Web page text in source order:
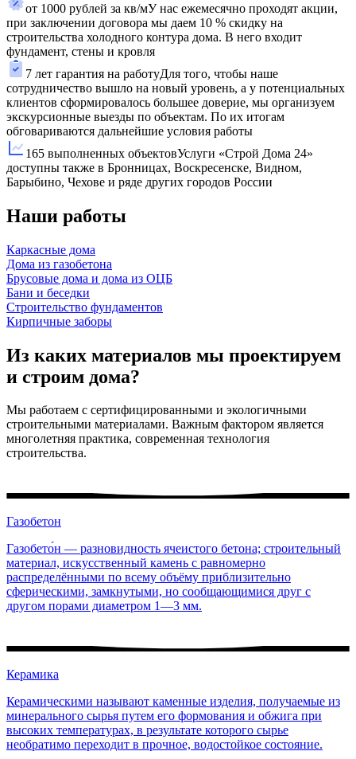
от 1000 рублей за кв/мУ нас ежемесячно проходят акции,
при заключении договора мы даем 10 % скидку на
строительства холодного контура дома. В него входит
фундамент, стены и кровля
7 лет гарантия на работуДля того, чтобы наше
сотрудничество вышло на новый уровень, а у потенциальных
клиентов сформировалось большее доверие, мы организуем
экскурсионные выезды по объектам. По их итогам
обговариваются дальнейшие условия работы
165 выполненных объектовУслуги «Строй Дома 24»
доступны также в Бронницах, Воскресенске, Видном,
Барыбино, Чехове и ряде других городов России
Наши работы
Каркасные дома
Дома из газобетона
Брусовые дома и дома из ОЦБ
Бани и беседки
Строительство фундаментов
Кирпичные заборы
Из каких материалов мы проектируем
и строим дома?
Мы работаем с сертифицированными и экологичными
строительными материалами. Важным фактором является
многолетняя практика, современная технология
строительства.
Газобетон
Газобето́н — разновидность ячеистого бетона; строительный
материал, искусственный камень с равномерно
распределёнными по всему объёму приблизительно
сферическими, замкнутыми, но сообщающимися друг с
другом порами диаметром 1—3 мм.
Керамика
Керамическими называют каменные изделия, получаемые из
минерального сырья путем его формования и обжига при
высоких температурах, в результате которого сырье
необратимо переходит в прочное, водостойкое состояние.